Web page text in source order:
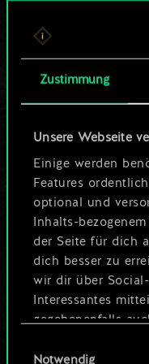
Zustimmung
Unsere Webseite
Einige werden
Features
optional und
Inhalts-
der Seite für dich
dich besser zu
wir dir über
Interessantes
gegebenenfalls
Cookies erfordert
Notwendig
Bis
ein
Wo es
mehr
Deck